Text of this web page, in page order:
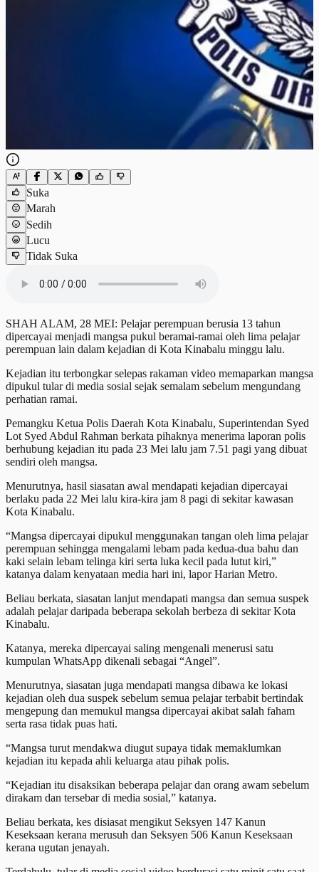
Suka
Marah
Sedih
Lucu
Tidak Suka
SHAH ALAM, 28 MEI: Pelajar perempuan berusia 13 tahun
dipercayai menjadi mangsa pukul beramai-ramai oleh lima pelajar
perempuan lain dalam kejadian di Kota Kinabalu minggu lalu.
Kejadian itu terbongkar selepas rakaman video memaparkan mangsa
dipukul tular di media sosial sejak semalam sebelum mengundang
perhatian ramai.
Pemangku Ketua Polis Daerah Kota Kinabalu, Superintendan Syed
Lot Syed Abdul Rahman berkata pihaknya menerima laporan polis
berhubung kejadian itu pada 23 Mei lalu jam 7.51 pagi yang dibuat
sendiri oleh mangsa.
Menurutnya, hasil siasatan awal mendapati kejadian dipercayai
berlaku pada 22 Mei lalu kira-kira jam 8 pagi di sekitar kawasan
Kota Kinabalu.
“Mangsa dipercayai dipukul menggunakan tangan oleh lima pelajar
perempuan sehingga mengalami lebam pada kedua-dua bahu dan
kaki selain lebam telinga kiri serta luka kecil pada lutut kiri,”
katanya dalam kenyataan media hari ini, lapor Harian Metro.
Beliau berkata, siasatan lanjut mendapati mangsa dan semua suspek
adalah pelajar daripada beberapa sekolah berbeza di sekitar Kota
Kinabalu.
Katanya, mereka dipercayai saling mengenali menerusi satu
kumpulan WhatsApp dikenali sebagai “Angel”.
Menurutnya, siasatan juga mendapati mangsa dibawa ke lokasi
kejadian oleh dua suspek sebelum semua pelajar terbabit bertindak
mengepung dan memukul mangsa dipercayai akibat salah faham
serta rasa tidak puas hati.
“Mangsa turut mendakwa diugut supaya tidak memaklumkan
kejadian itu kepada ahli keluarga atau pihak polis.
“Kejadian itu disaksikan beberapa pelajar dan orang awam sebelum
dirakam dan tersebar di media sosial,” katanya.
Beliau berkata, kes disiasat mengikut Seksyen 147 Kanun
Keseksaan kerana merusuh dan Seksyen 506 Kanun Keseksaan
kerana ugutan jenayah.